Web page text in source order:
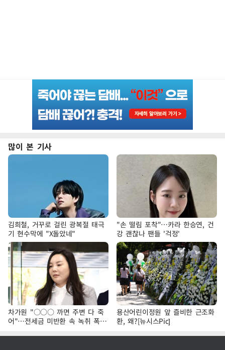
많이 본 기사
김희철, 거꾸로 걸린 광복절 태극
기 현수막에 "X돌았네"
"손 떨림 포착"…카라 한승연, 건
강 괜찮나 팬들 '걱정'
차가원 "○○○ 까면 주변 다 죽
어"…전세금 미반환 속 녹취 폭로
파장
용산어린이정원 앞 즐비한 근조화
환, 왜?[뉴시스Pic]